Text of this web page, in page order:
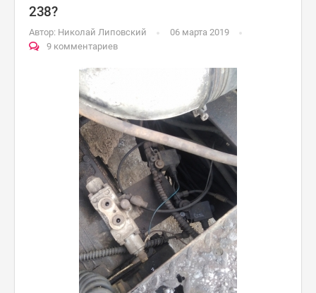
238?
Автор: Николай Липовский
06 марта 2019
9 комментариев